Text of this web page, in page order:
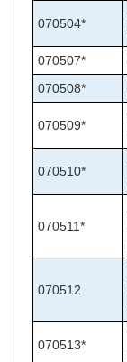
070504*
070507*
070508*
070509*
070510*
070511*
070512
070513*